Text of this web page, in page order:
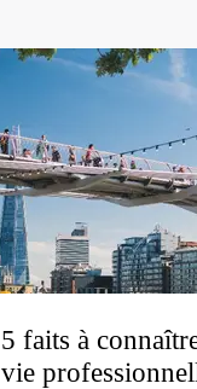
5 faits à
vie